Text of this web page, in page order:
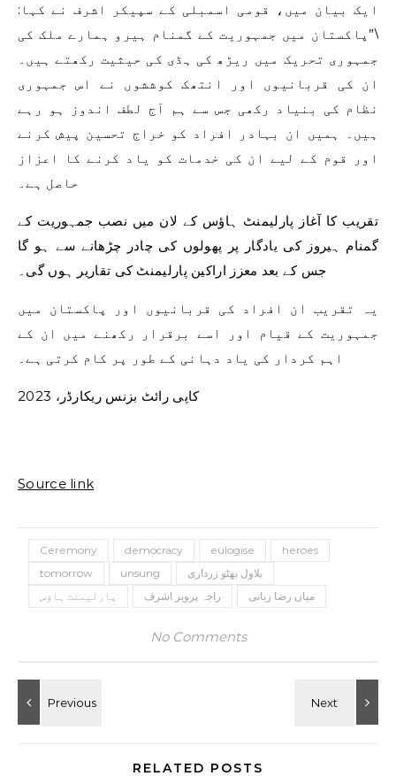
ایک بیان میں، قومی اسمبلی کے سپیکر اشرف نے کہا:
\”پاکستان میں جمہوریت کے گمنام ہیرو ہمارے ملک کی
جمہوری تحریک میں ریڑھ کی ہڈی کی حیثیت رکھتے ہیں۔
ان کی قربانیوں اور انتھک کوششوں نے اس جمہوری
نظام کی بنیاد رکھی جس سے ہم آج لطف اندوز ہو رہے
ہیں۔ ہمیں ان بہادر افراد کو خراج تحسین پیش کرنے
اور قوم کے لیے ان کی خدمات کو یاد کرنے کا اعزاز
حاصل ہے۔
تقریب کا آغاز پارلیمنٹ ہاؤس کے لان میں نصب جمہوریت کے
گمنام ہیروز کی یادگار پر پھولوں کی چادر چڑھانے سے ہو گا
جس کے بعد معزز اراکین پارلیمنٹ کی تقاریر ہوں گی۔
یہ تقریب ان افراد کی قربانیوں اور پاکستان میں
جمہوریت کے قیام اور اسے برقرار رکھنے میں ان کے
اہم کردار کی یاد دہانی کے طور پر کام کرتی ہے۔
کاپی رائٹ بزنس ریکارڈر، 2023
Source link
Ceremony democracy eulogise
heroes
tomorrow
unsung
بلاول بھٹو زرداری
پارلیمنٹ ہاؤس
راجہ پرویز اشرف میاں رضا ربانی
No Comments
RELATED POSTS